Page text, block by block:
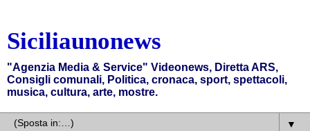
Siciliaunonews
"Agenzia Media & Service" Videonews, Diretta ARS,
Consigli comunali, Politica, cronaca, sport, spettacoli,
musica, cultura, arte, mostre.
▼